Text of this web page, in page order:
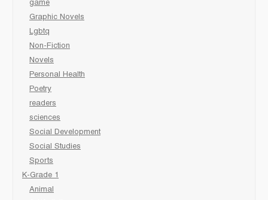
game
Graphic Novels
Lgbtq
Non-Fiction
Novels
Personal Health
Poetry
readers
sciences
Social Development
Social Studies
Sports
K-Grade 1
Animal